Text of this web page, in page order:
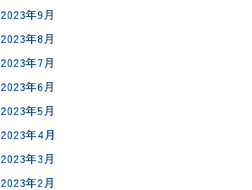
2023年9月
2023年8月
2023年7月
2023年6月
2023年5月
2023年4月
2023年3月
2023年2月